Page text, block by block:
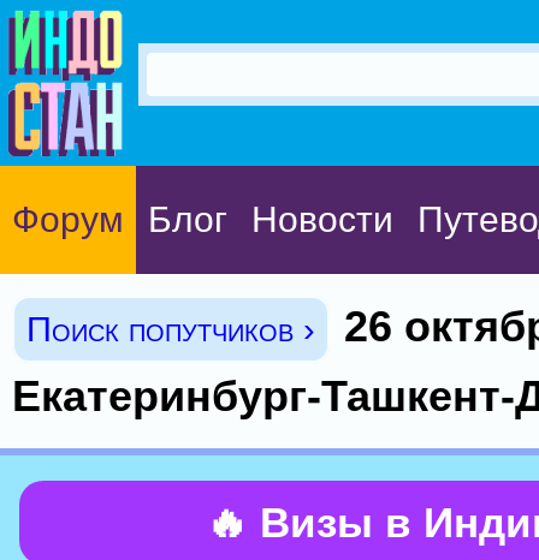
Форум Блог Новости
Поиск попутчиков ›
26
Екатеринбург-Ташкент-
🔥 Визы в